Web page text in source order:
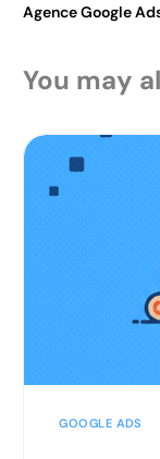
Agence Google
You may
GOOGLE ADS